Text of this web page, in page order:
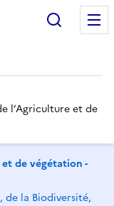
l’Agriculture et de
de végétation -
de la Biodiversité,